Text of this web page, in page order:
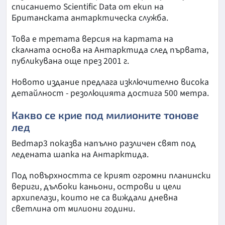
списанието Scientific Data от екип на
Британската антарктическа служба.
Това е третата версия на картата на
скалната основа на Антарктида след първата,
публикувана още през 2001 г.
Новото издание предлага изключително висока
детайлност - резолюцията достига 500 метра.
Какво се крие под милионите тонове
лед
Bedmap3 показва напълно различен свят под
ледената шапка на Антарктида.
Под повърхността се крият огромни планински
вериги, дълбоки каньони, острови и цели
архипелази, които не са виждали дневна
светлина от милиони години.